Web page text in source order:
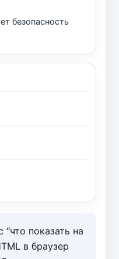
безопасность
“что показать на
в браузер